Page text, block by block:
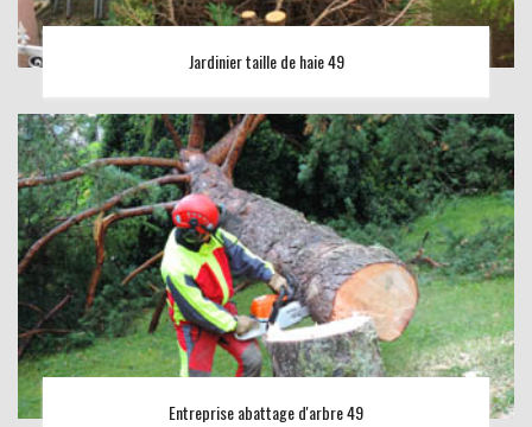
Jardinier taille de haie 49
Entreprise abattage d'arbre 49